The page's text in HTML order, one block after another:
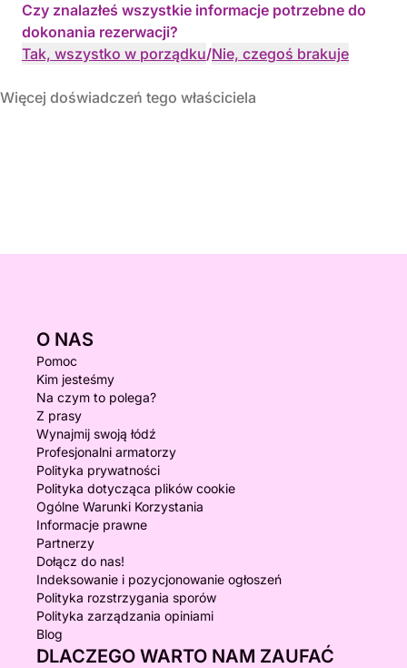
Czy znalazłeś wszystkie informacje potrzebne do
dokonania rezerwacji?
Tak, wszystko w porządku/Nie, czegoś brakuje
Więcej doświadczeń tego właściciela
O NAS
Pomoc
Kim jesteśmy
Na czym to polega?
Z prasy
Wynajmij swoją łódź
Profesjonalni armatorzy
Polityka prywatności
Polityka dotycząca plików cookie
Ogólne Warunki Korzystania
Informacje prawne
Partnerzy
Dołącz do nas!
Indeksowanie i pozycjonowanie ogłoszeń
Polityka rozstrzygania sporów
Polityka zarządzania opiniami
Blog
DLACZEGO WARTO NAM ZAUFAĆ